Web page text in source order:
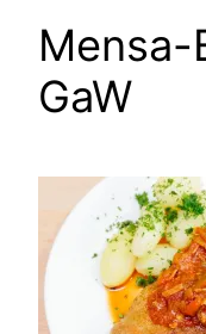
Mensa-
GaW